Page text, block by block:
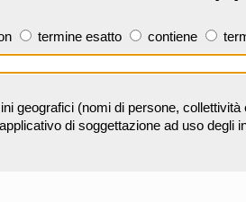
termine esatto contiene
geografici (nomi di persone,
di soggettazione ad uso degli